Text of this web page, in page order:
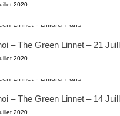
2020
– The Green Linnet – 21
2020
– The Green Linnet – 14
2020